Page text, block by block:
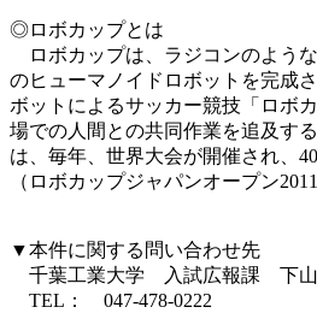
◎ロボカップとは
ロボカップは、ラジコンのよう
のヒューマノイドロボットを完成
ボットによるサッカー競技「ロボ
場での人間との共同作業を追及す
は、毎年、世界大会が開催され、
（ロボカップジャパンオープン
▼本件に関する問い合わせ先
千葉工業大学 入試広報課 下山
TEL： 047-478-0222